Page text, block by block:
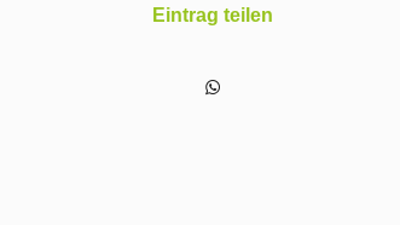
Eintrag teilen